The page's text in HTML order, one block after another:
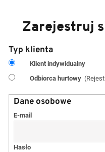
Zarejestruj
Typ klienta
Klient indywidualny
Odbiorca hurtowy
Dane osobowe
E-mail
Hasło